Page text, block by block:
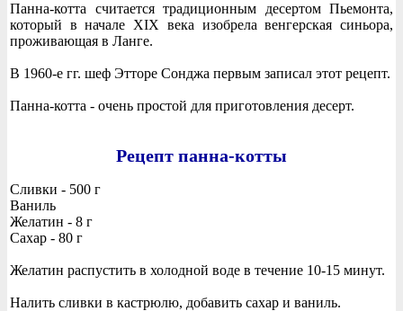
Панна-котта считается традиционным десертом Пьемонта,
который в начале XIX века изобрела венгерская синьора,
проживающая в Ланге.
В 1960-е гг. шеф Этторе Сонджа первым записал этот рецепт.
Панна-котта - очень простой для приготовления десерт.
Рецепт панна-котты
Сливки - 500 г
Ваниль
Желатин - 8 г
Сахар - 80 г
Желатин распустить в холодной воде в течение 10-15 минут.
Налить сливки в кастрюлю, добавить сахар и ваниль.